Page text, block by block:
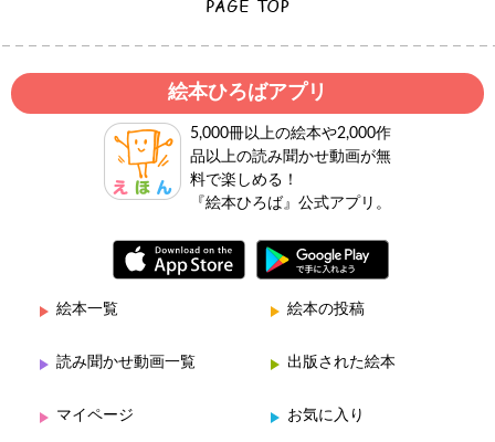
絵本ひろばアプリ
5,000冊以上の絵本や2,000作
品以上の読み聞かせ動画が無
料で楽しめる！
『絵本ひろば』公式アプリ。
絵本一覧 絵本の投稿
読み聞かせ動画一覧 出版された絵本
マイページ お気に入り